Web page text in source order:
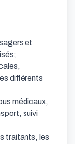
et
différents
médicaux,
suivi
traitants, les